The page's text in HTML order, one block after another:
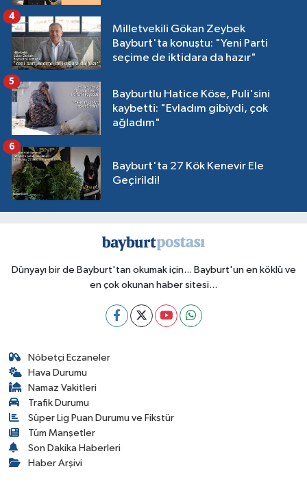
Milletvekili Gökan Zeybek
Bayburt'ta konuştu: "Yeni Parti
seçime de iktidara da hazır"
4
Bayburtlu Hatice Köse, Puli'sini
kaybetti: "Evladım gibiydi, çok
ağladım"
5
Bayburt'ta 27 Kök Kenevir Ele
Geçirildi!
6
Dünyayı bir de Bayburt'tan okumak için... Bayburt'un en köklü ve
en çok okunan haber sitesi...
Nöbetçi Eczaneler
Hava Durumu
Namaz Vakitleri
Trafik Durumu
Süper Lig Puan Durumu ve Fikstür
Tüm Manşetler
Son Dakika Haberleri
Haber Arşivi